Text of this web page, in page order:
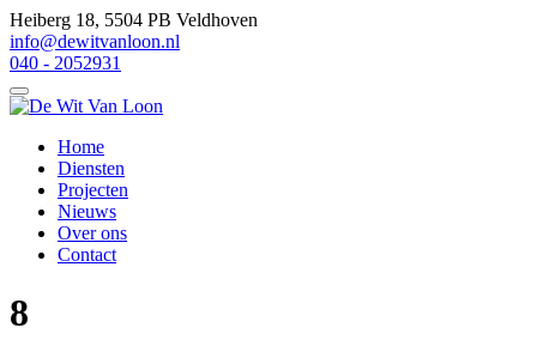
Heiberg 18, 5504 PB Veldhoven
info@dewitvanloon.nl
040 - 2052931
Home
Diensten
Projecten
Nieuws
Over ons
Contact
8